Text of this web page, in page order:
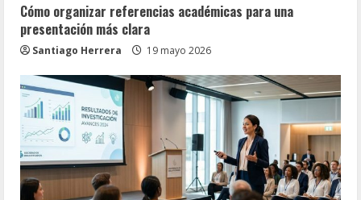
Cómo organizar referencias académicas para una
presentación más clara
Santiago Herrera 19 mayo 2026